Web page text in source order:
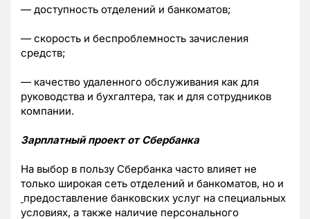
— доступность отделений и банкоматов;
— скорость и беспроблемность зачисления
средств;
— качество удаленного обслуживания как для
руководства и бухгалтера, так и для сотрудников
компании.
Зарплатный проект от Сбербанка
На выбор в пользу Сбербанка часто влияет не
только широкая сеть отделений и банкоматов, но и
предоставление банковских услуг на специальных
условиях, а также наличие персонального